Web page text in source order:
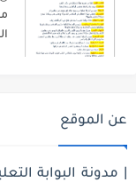
عن الموقع
| مدونة البوابة